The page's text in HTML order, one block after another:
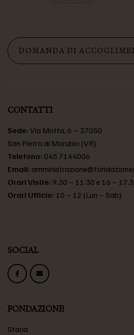
DOMANDA DI
CONTATTI
Sede: Via Motta, 6 – 37050
San Pietro di Morubio (VR)
Telefono: 045 7144006
Email:
Orari Visite: 9.30 – 11.30 e 16 –
Orari Ufficio: 10 – 12 (Lun – Sab)
FONDAZIONE
Storia
SOCIAL